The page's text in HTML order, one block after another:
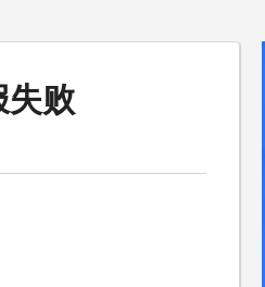
失败